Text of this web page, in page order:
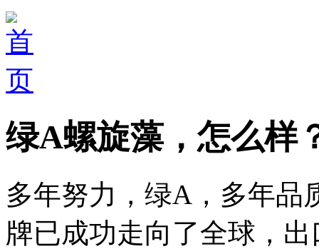
绿A螺旋藻，怎么样
多年努力，绿A，多年品
牌已成功走向了全球，